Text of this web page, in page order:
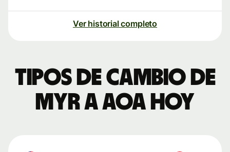
Ver historial completo
Tipos de cambio de
MYR a AOA hoy